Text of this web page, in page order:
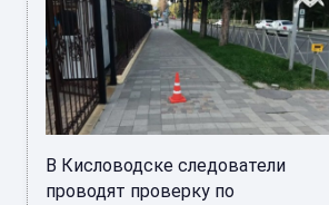
В Кисловодске следователи
проводят проверку по